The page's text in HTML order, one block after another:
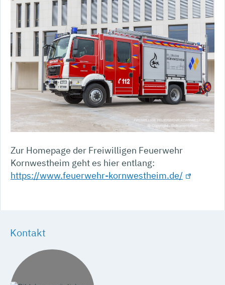
Zur Homepage der Freiwilligen Feuerwehr
Kornwestheim geht es hier entlang:
https://www.feuerwehr-kornwestheim.de/
Kontakt